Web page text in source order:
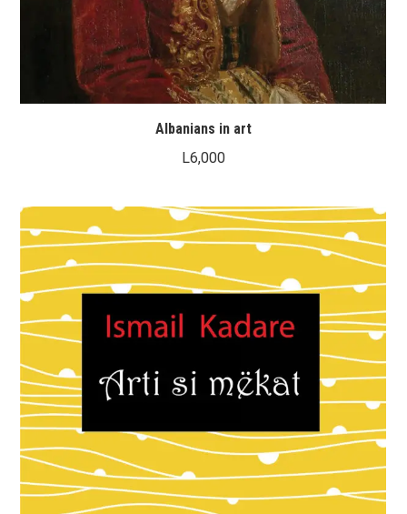
Albanians in art
L6,000